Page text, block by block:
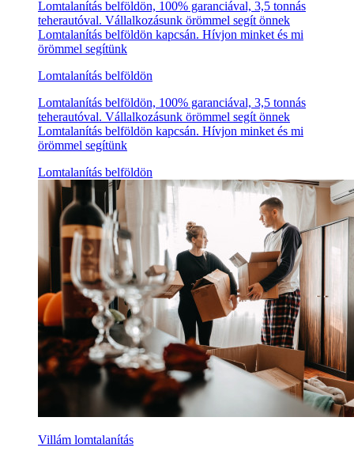
Lomtalanítás belföldön, 100% garanciával, 3,5 tonnás
teherautóval. Vállalkozásunk örömmel segít önnek
Lomtalanítás belföldön kapcsán. Hívjon minket és mi
örömmel segítünk
Lomtalanítás belföldön
Lomtalanítás belföldön, 100% garanciával, 3,5 tonnás
teherautóval. Vállalkozásunk örömmel segít önnek
Lomtalanítás belföldön kapcsán. Hívjon minket és mi
örömmel segítünk
Lomtalanítás belföldön
Villám lomtalanítás